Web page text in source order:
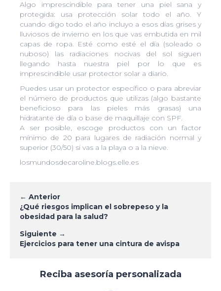
Algo imprescindible para tener una piel sana y
protegida: usa protección solar todo el año. Y
cuando digo todo el año incluyo a esos días grises y
lluviosos de invierno en los que vas embutida en mil
capas de ropa. Esté como esté el día (soleado o
nuboso) las radiaciones nocivas del sol siguen
llegando hasta nuestra piel por lo que es
imprescindible usar protector solar a diario.
Puedes usar un protector específico o para abreviar
el número de productos que utilizas (algo bastante
beneficioso para las pieles más grasas) una
hidratante de día o base de maquillaje con SPF.
A ser posible, escoge productos con un factor
mínimo de 20 para lugares de radiación normal y
superior (30/50) si vas a la playa o a la nieve.
losmundosdecaroline.blogs.elle.es
Navegación
de
entradas
← Anterior
¿Qué riesgos implican el sobrepeso y la
obesidad para la salud?
Siguiente →
Ejercicios para tener una cintura de avispa
Reciba asesoría personalizada